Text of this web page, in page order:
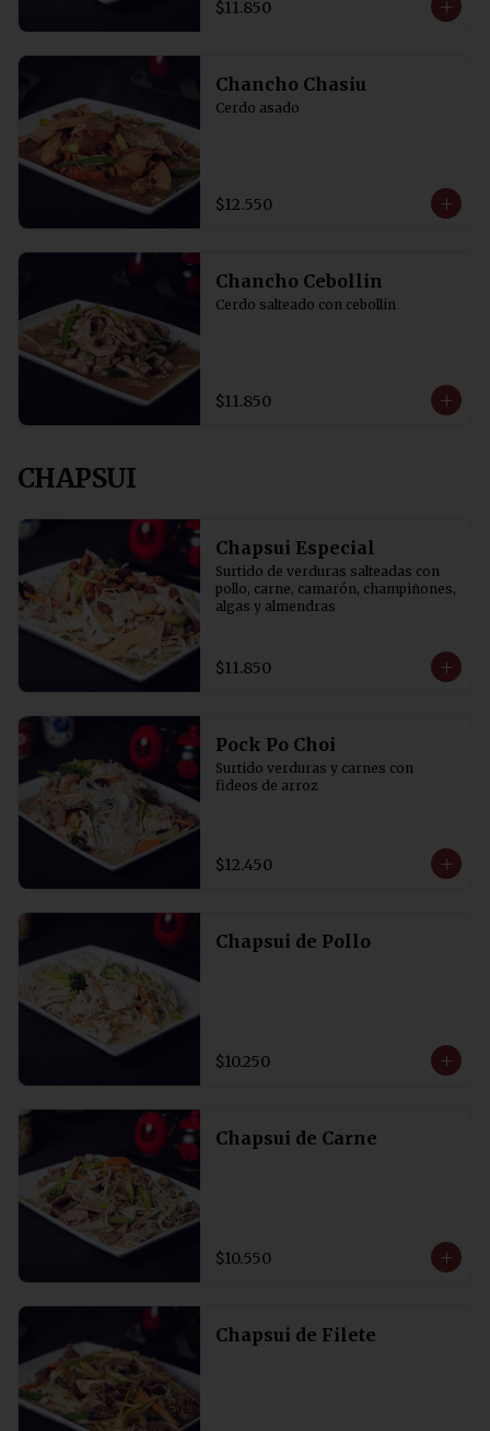
$11.850
Chancho Chasiu
Cerdo asado
$12.550
Chancho Cebollin
Cerdo salteado con cebollin
$11.850
CHAPSUI
Chapsui Especial
Surtido de verduras salteadas con
pollo, carne, camarón, champiñones,
algas y almendras
$11.850
Pock Po Choi
Surtido verduras y carnes con
fideos de arroz
$12.450
Chapsui de Pollo
$10.250
Chapsui de Carne
$10.550
Chapsui de Filete